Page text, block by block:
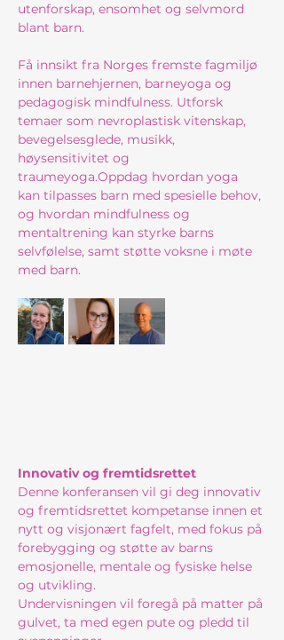
utenforskap, ensomhet og selvmord
blant barn.
Få innsikt fra Norges fremste fagmiljø
innen barnehjernen, barneyoga og
pedagogisk mindfulness. Utforsk
temaer som nevroplastisk vitenskap,
bevegelsesglede, musikk,
høysensitivitet og
traumeyoga.Oppdag hvordan yoga
kan tilpasses barn med spesielle behov,
og hvordan mindfulness og
mentaltrening kan styrke barns
selvfølelse, samt støtte voksne i møte
med barn.
Innovativ og fremtidsrettet​
Denne konferansen vil gi deg innovativ
og fremtidsrettet kompetanse innen et
nytt og visjonært fagfelt, med fokus på
forebygging og støtte av barns
emosjonelle, mentale og fysiske helse
og utvikling.
Undervisningen vil foregå på matter på
gulvet, ta med egen pute og pledd til